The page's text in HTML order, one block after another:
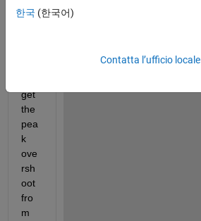
kno
get
the
pea
k
ove
rsh
oot
fro
m
한국 (한국어)
Contatta l’ufficio locale